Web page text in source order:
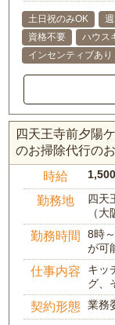
土日祝のみOK
資格不要
ハウス
インセンティブあり
四天王寺前夕陽
のお掃除代行の
時給
勤務地
四天
（
勤務時間
8時
が可
仕事内容
キッ
グ、
契約形態 業務